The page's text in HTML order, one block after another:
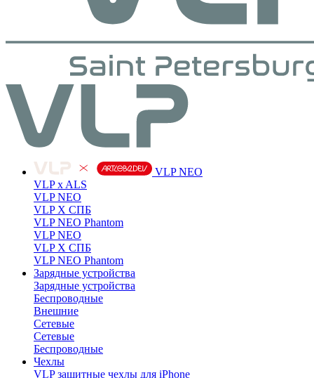
VLP NEO
VLP x ALS
VLP NEO
VLP X СПБ
VLP NEO Phantom
VLP NEO
VLP X СПБ
VLP NEO Phantom
Зарядные устройства
Зарядные устройства
Беспроводные
Внешние
Сетевые
Сетевые
Беспроводные
Чехлы
VLP защитные чехлы для iPhone